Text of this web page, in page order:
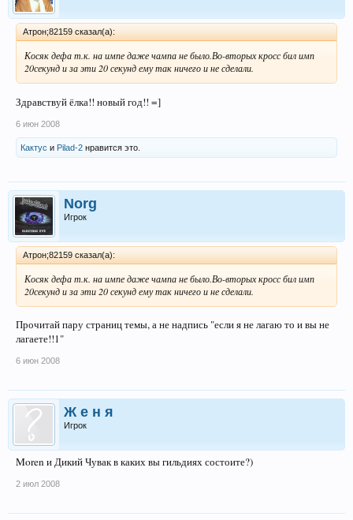
Атрон;82159 сказал(а):
Косяк дефа т.к. на импе даже чампа не было.Во-вторых кросс бил имп
20секунд и за эти 20 секунд ему так ничего и не сделали.
Здравствуй ёлка!! новый год!! =]
6 июн 2008
Кактус и Pilad-2 нравится это.
Norg
Игрок
Атрон;82159 сказал(а):
Косяк дефа т.к. на импе даже чампа не было.Во-вторых кросс бил имп
20секунд и за эти 20 секунд ему так ничего и не сделали.
Прочитай пару страниц темы, а не надпись "если я не лагаю то и вы не
лагаете!!1"
6 июн 2008
Ж е н я
Игрок
Moren и Дикий Чувак в каких вы гильдиях состоите?)
2 июл 2008